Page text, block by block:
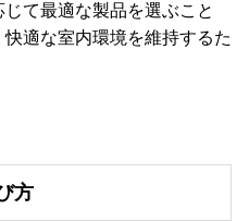
て最適な製品を選ぶこと
適な室内環境を維持するた
方